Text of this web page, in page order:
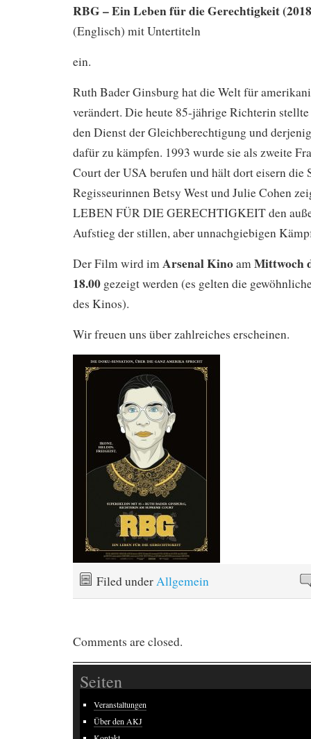
RBG – Ein Leben für die Gerechtigkeit
(Englisch) mit Untertiteln
ein.
Ruth Bader Ginsburg hat die Welt für
verändert. Die heute 85-jährige Richterin
den Dienst der Gleichberechtigung und
dafür zu kämpfen. 1993 wurde sie als zweite
Court der USA berufen und hält dort eisern die
Regisseurinnen Betsy West und Julie Cohen
LEBEN FÜR DIE GERECHTIGKEIT den
Aufstieg der stillen, aber unnachgiebigen
Der Film wird im Arsenal Kinoam Mittwoch
18.00gezeigt werden (es gelten die
des Kinos).
Wir freuen uns über zahlreiches erscheinen.
Filed under Allgemein
Comments are closed.
Seiten
Veranstaltungen
Über den AKJ